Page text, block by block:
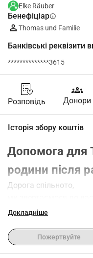
Elke Räuber
Бенефіціарinfo
Thomas und Familie
Банківські реквізити
**************3615
Розповідь
groups
Донори
Історія збору коштів
Допомога для
родини після
Дорога спільното,
проханням. Томас, 39
підтримки.
Кошмар, з якого
Докладніше
Пожертвуйте